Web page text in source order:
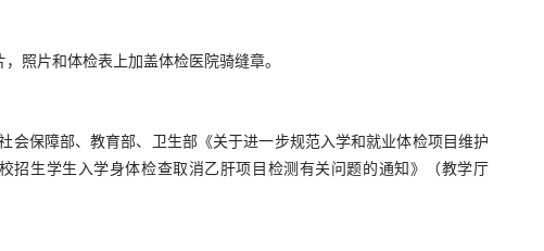
照片和体检表上加盖体检医院骑缝章。
保障部、教育部、卫生部《关于进一步规范入学和就业体检项目维护
招生学生入学身体检查取消乙肝项目检测有关问题的通知》（教学厅